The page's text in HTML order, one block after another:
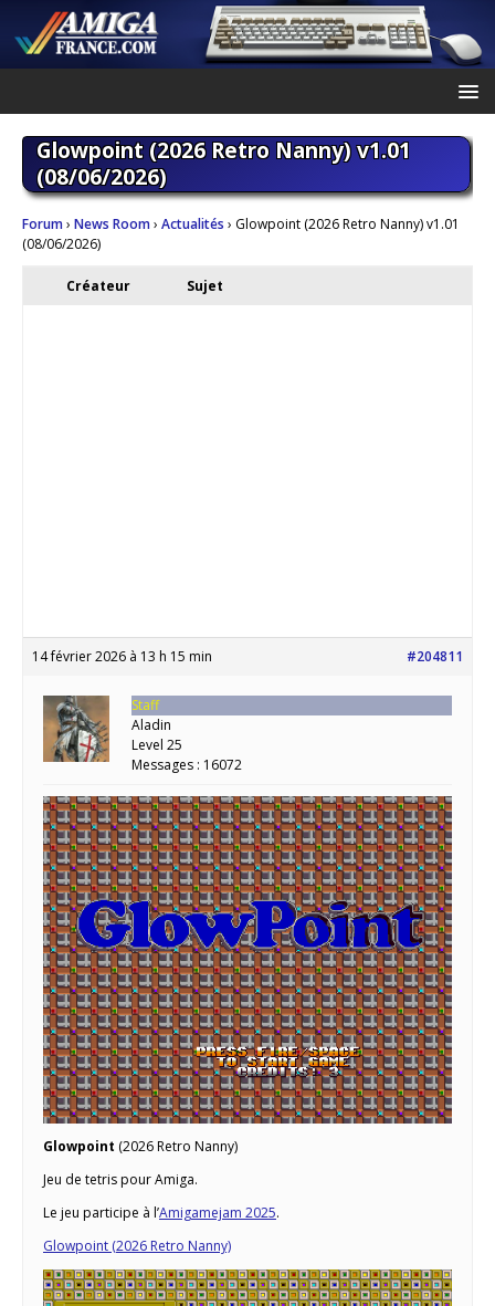
Glowpoint (2026 Retro Nanny) v1.01
(08/06/2026)
Forum› News Room› Actualités › Glowpoint (2026 Retro Nanny) v1.01
(08/06/2026)
Créateur Sujet
14 février 2026 à 13 h 15 min #204811
Staff
Aladin
Level 25
Messages : 16072
Glowpoint (2026 Retro Nanny)
Jeu de tetris pour Amiga.
Le jeu participe à l’Amigamejam 2025.
Glowpoint (2026 Retro Nanny)